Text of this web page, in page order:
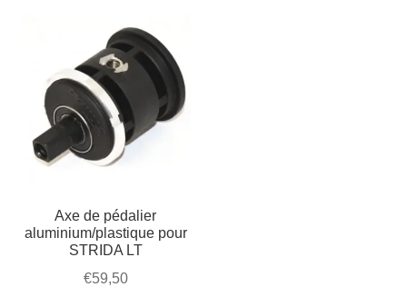
Axe de pédalier
aluminium/plastique pour
STRIDA LT
€59,50